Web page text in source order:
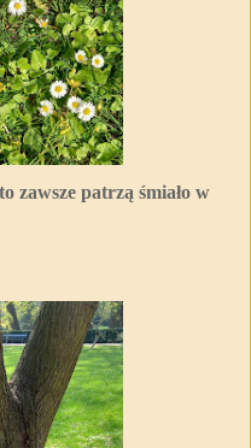
patrzą śmiało w